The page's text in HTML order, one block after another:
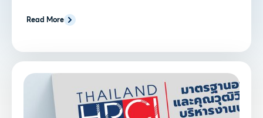
มิถุนายน 2569 นั้น
Read More